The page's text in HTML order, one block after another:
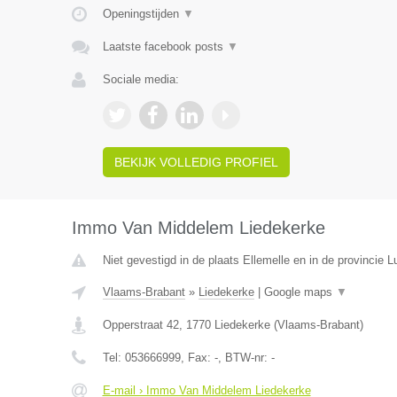
Openingstijden ▼
Laatste facebook posts ▼
Sociale media:
BEKIJK VOLLEDIG PROFIEL
Immo Van Middelem Liedekerke
Niet gevestigd in de plaats Ellemelle en in de provincie
Vlaams-Brabant» Liedekerke| Google maps ▼
Opperstraat 42, 1770 Liedekerke(Vlaams-Brabant)
Tel: 053666999, Fax: -, BTW-nr: -
E-mail › Immo Van Middelem Liedekerke